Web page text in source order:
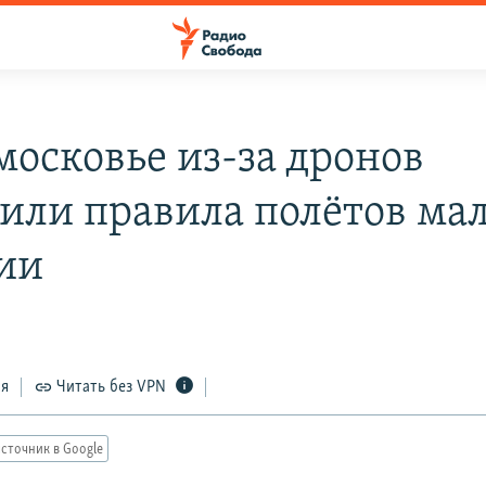
из-за дронов
правила полётов
Читать без VPN
в Google